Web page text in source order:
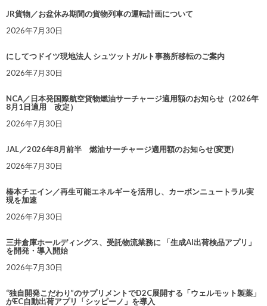
JR貨物／お盆休み期間の貨物列車の運転計画について
2026年7月30日
にしてつドイツ現地法人 シュツットガルト事務所移転のご案内
2026年7月30日
NCA／日本発国際航空貨物燃油サーチャージ適用額のお知らせ（2026年
8月1日適用 改定）
2026年7月30日
JAL／2026年8月前半 燃油サーチャージ適用額のお知らせ(変更)
2026年7月30日
椿本チエイン／再生可能エネルギーを活用し、カーボンニュートラル実
現を加速
2026年7月30日
三井倉庫ホールディングス、受託物流業務に 「生成AI出荷検品アプリ」
を開発・導入開始
2026年7月30日
“独自開発こだわり”のサプリメントでD2C展開する「ウェルモット製薬」
がEC自動出荷アプリ「シッピーノ」を導入